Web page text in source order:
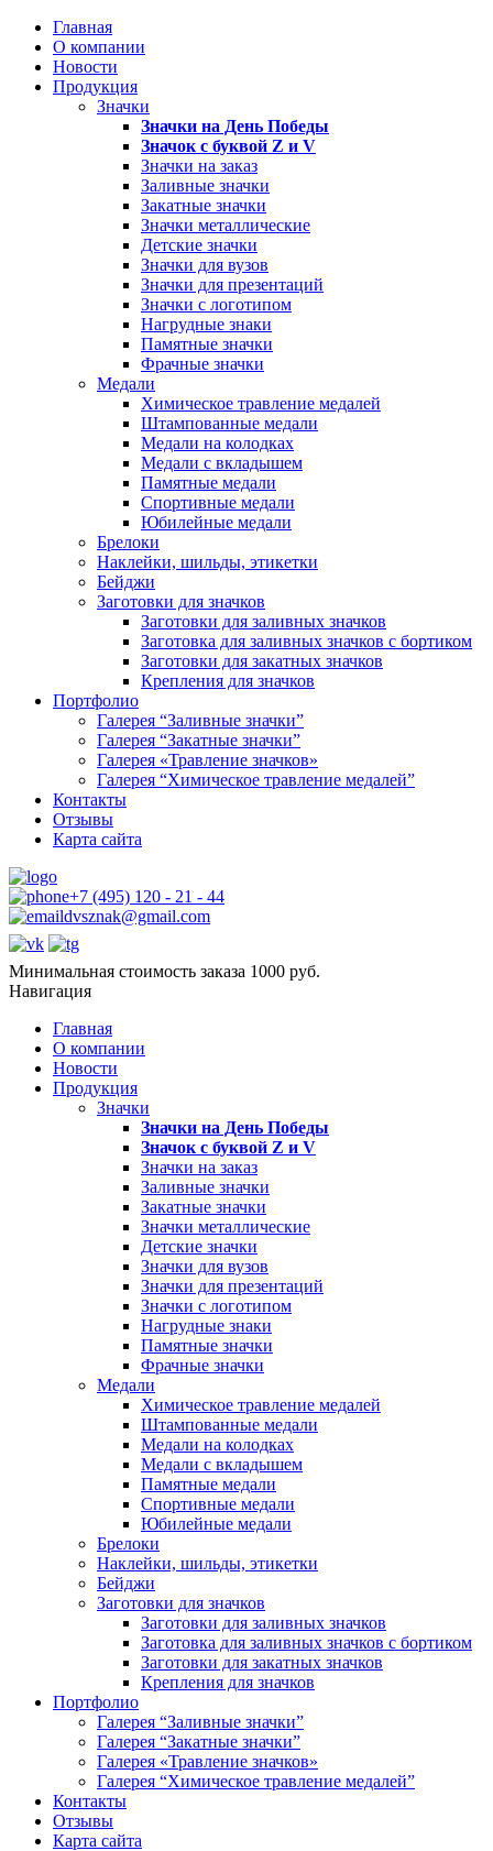
Главная
О компании
Новости
Продукция
Значки
Значки на День Победы
Значок с буквой Z и V
Значки на заказ
Заливные значки
Закатные значки
Значки металлические
Детские значки
Значки для вузов
Значки для презентаций
Значки с логотипом
Нагрудные знаки
Памятные значки
Фрачные значки
Медали
Химическое травление медалей
Штампованные медали
Медали на колодках
Медали с вкладышем
Памятные медали
Спортивные медали
Юбилейные медали
Брелоки
Наклейки, шильды, этикетки
Бейджи
Заготовки для значков
Заготовки для заливных значков
Заготовка для заливных значков с бортиком
Заготовки для закатных значков
Крепления для значков
Портфолио
Галерея “Заливные значки”
Галерея “Закатные значки”
Галерея «Травление значков»
Галерея “Химическое травление медалей”
Контакты
Отзывы
Карта сайта
+7 (495) 120 - 21 - 44
dvsznak@gmail.com
Минимальная стоимость заказа 1000 руб.
Навигация
Главная
О компании
Новости
Продукция
Значки
Значки на День Победы
Значок с буквой Z и V
Значки на заказ
Заливные значки
Закатные значки
Значки металлические
Детские значки
Значки для вузов
Значки для презентаций
Значки с логотипом
Нагрудные знаки
Памятные значки
Фрачные значки
Медали
Химическое травление медалей
Штампованные медали
Медали на колодках
Медали с вкладышем
Памятные медали
Спортивные медали
Юбилейные медали
Брелоки
Наклейки, шильды, этикетки
Бейджи
Заготовки для значков
Заготовки для заливных значков
Заготовка для заливных значков с бортиком
Заготовки для закатных значков
Крепления для значков
Портфолио
Галерея “Заливные значки”
Галерея “Закатные значки”
Галерея «Травление значков»
Галерея “Химическое травление медалей”
Контакты
Отзывы
Карта сайта